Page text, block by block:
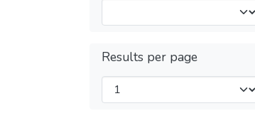
Results per page